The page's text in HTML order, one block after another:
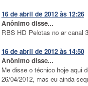
16 de abril de 2012 às 12:26
Anônimo disse...
RBS HD Pelotas no ar canal
16 de abril de 2012 às 14:50
Anônimo disse...
Me disse o técnico hoje aqui
26/04/2012, mas eu ainda